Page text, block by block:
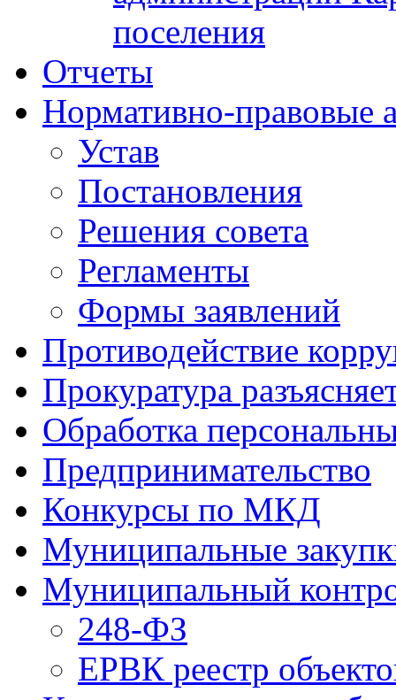
поселения
Отчеты
Нормативно-правовые
Устав
Постановления
Решения совета
Регламенты
Формы заявлений
Противодействие
Прокуратура
Обработка
Предпринимательство
Конкурсы по МКД
Муниципальные
Муниципальный
248-ФЗ
ЕРВК реестр